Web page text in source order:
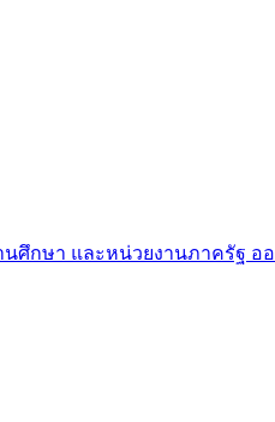
ศึกษา และหน่วยงานภาครัฐ อ